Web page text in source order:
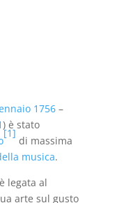
1756 –
) è stato
[1]
di massima
musica.
legata al
arte sul gusto